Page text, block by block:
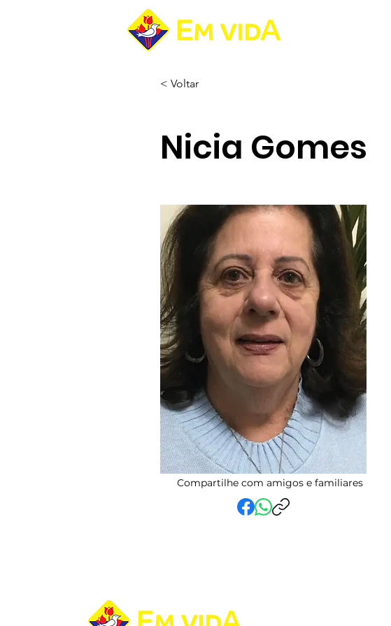
< Voltar
Nicia Gomes
Compartilhe com amigos e familiares